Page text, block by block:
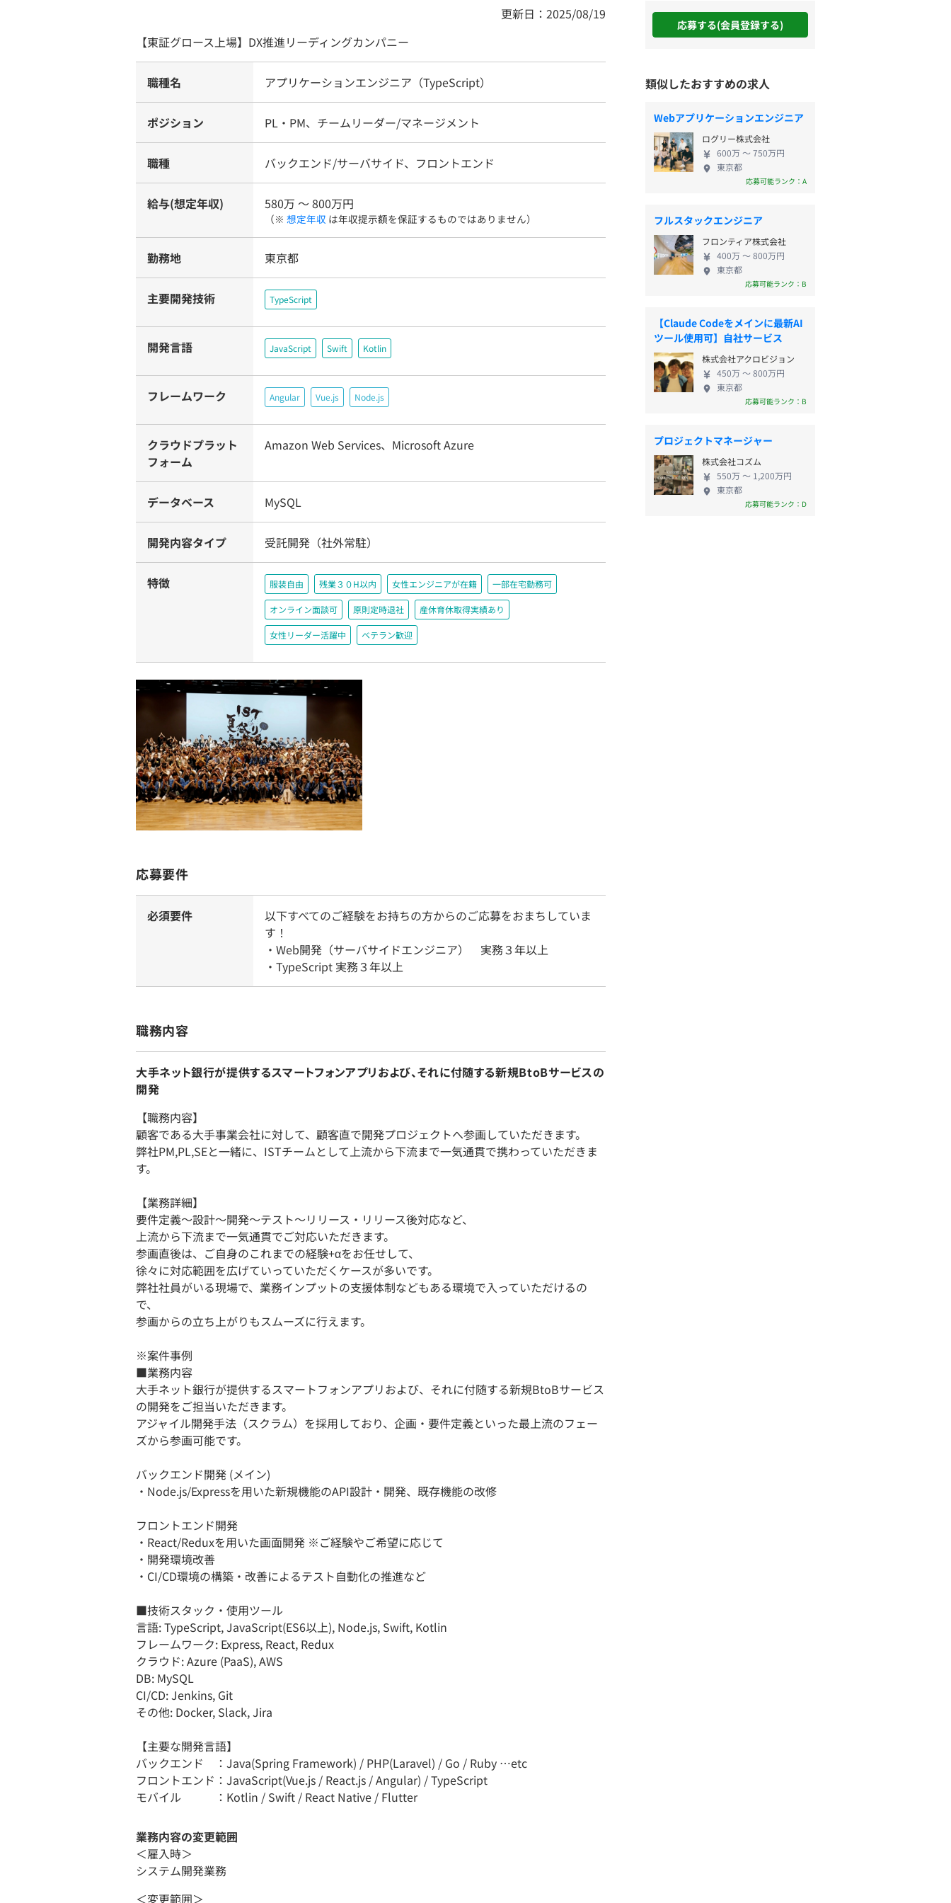
更新日：2025/08/19
【東証グロース上場】DX推進リーディングカンパニー
職種名 アプリケーションエンジニア（TypeScript）
ポジション PL・PM、チームリーダー/マネージメント
職種 バックエンド/サーバサイド、フロントエンド
給与(想定年収) 580万 〜 800万円
（※ 想定年収 は年収提示額を保証するものではありません）
勤務地 東京都
主要開発技術 TypeScript
開発言語 JavaScript Swift Kotlin
フレームワーク Angular Vue.js Node.js
クラウドプラット
フォーム
Amazon Web Services、Microsoft Azure
データベース MySQL
開発内容タイプ 受託開発（社外常駐）
特徴 服装自由 残業３０H以内 女性エンジニアが在籍 一部在宅勤務可
オンライン面談可 原則定時退社 産休育休取得実績あり
女性リーダー活躍中 ベテラン歓迎
応募要件
必須要件
以下すべてのご経験をお持ちの方からのご応募をおまちしていま
す！
・Web開発（サーバサイドエンジニア） 実務３年以上
・TypeScript 実務３年以上
職務内容
大手ネット銀行が提供するスマートフォンアプリおよび、それに付随する新規BtoBサービスの
開発
【職務内容】
顧客である大手事業会社に対して、顧客直で開発プロジェクトへ参画していただきます。
弊社PM,PL,SEと一緒に、ISTチームとして上流から下流まで一気通貫で携わっていただきま
す。
【業務詳細】
要件定義～設計～開発～テスト～リリース・リリース後対応など、
上流から下流まで一気通貫でご対応いただきます。
参画直後は、ご自身のこれまでの経験+αをお任せして、
徐々に対応範囲を広げていっていただくケースが多いです。
弊社社員がいる現場で、業務インプットの支援体制などもある環境で入っていただけるの
で、
参画からの立ち上がりもスムーズに行えます。
※案件事例
■業務内容
大手ネット銀行が提供するスマートフォンアプリおよび、それに付随する新規BtoBサービス
の開発をご担当いただきます。
アジャイル開発手法（スクラム）を採用しており、企画・要件定義といった最上流のフェー
ズから参画可能です。
バックエンド開発 (メイン)
・Node.js/Expressを用いた新規機能のAPI設計・開発、既存機能の改修
フロントエンド開発
・React/Reduxを用いた画面開発 ※ご経験やご希望に応じて
・開発環境改善
・CI/CD環境の構築・改善によるテスト自動化の推進など
■技術スタック・使用ツール
言語: TypeScript, JavaScript(ES6以上), Node.js, Swift, Kotlin
フレームワーク: Express, React, Redux
クラウド: Azure (PaaS), AWS
DB: MySQL
CI/CD: Jenkins, Git
その他: Docker, Slack, Jira
【主要な開発言語】
バックエンド ：Java(Spring Framework) / PHP(Laravel) / Go / Ruby …etc
フロントエンド：JavaScript(Vue.js / React.js / Angular) / TypeScript
モバイル ：Kotlin / Swift / React Native / Flutter
業務内容の変更範囲
＜雇入時＞
システム開発業務
＜変更範囲＞
応募する(会員登録する)
類似したおすすめの求人
Webアプリケーションエンジニア
ログリー株式会社
600万 〜 750万円
東京都
応募可能ランク：A
フルスタックエンジニア
フロンティア株式会社
400万 〜 800万円
東京都
応募可能ランク：B
【Claude Codeをメインに最新AI
ツール使用可】自社サービス
株式会社アクロビジョン
450万 〜 800万円
東京都
応募可能ランク：B
プロジェクトマネージャー
株式会社コズム
550万 〜 1,200万円
東京都
応募可能ランク：D